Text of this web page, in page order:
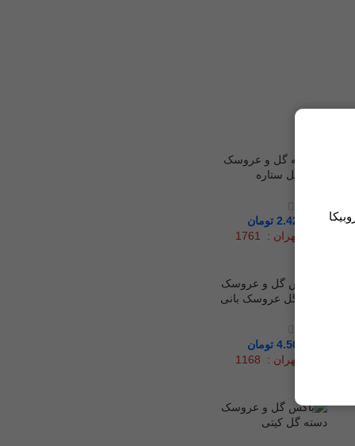
دسته گل ستاره
2.420.000 تومان
کد گل‌تهران : 1761
باکس گل عروسک بانی
4.500.000 تومان
کد گل‌تهران : 1168
دسته گل کیتی